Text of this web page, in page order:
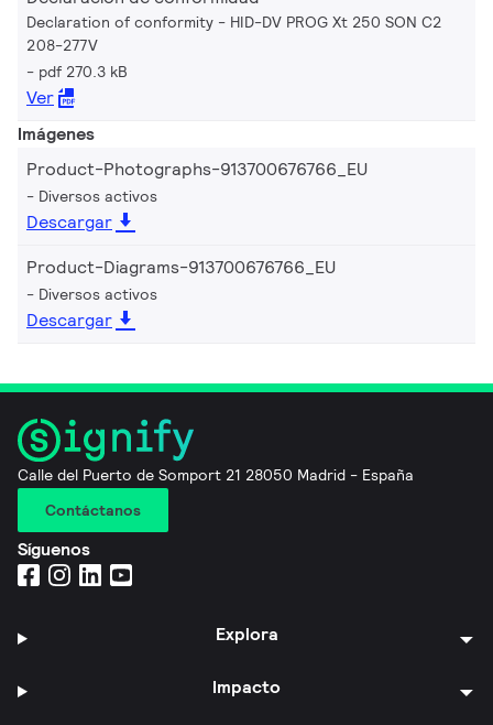
Declaration of conformity - HID-DV PROG Xt 250 SON C2
208-277V
pdf 270.3 kB
Ver
Imágenes
Product-Photographs-913700676766_EU
Diversos activos
Descargar
Product-Diagrams-913700676766_EU
Diversos activos
Descargar
Calle del Puerto de Somport 21 28050 Madrid - España
Contáctanos
Síguenos
Explora
Impacto